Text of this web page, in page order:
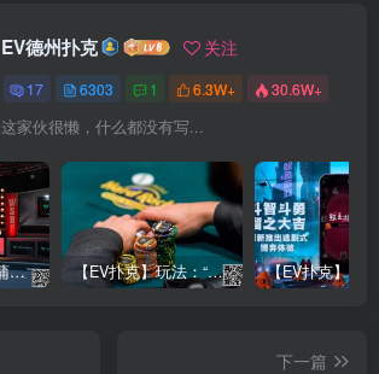
EV德州扑克 关注
17 6303 1 6.3W+ 30.6W+
这家伙很懒，什么都没有写...
【EV扑克】恭喜蒲蔚然赛事#65夺冠，收获国人2023WSOP第六条金手链，奖金93万刀！ 【EV扑克】玩法：“松弱鱼/松凶鱼打法”的基本攻略
下一篇